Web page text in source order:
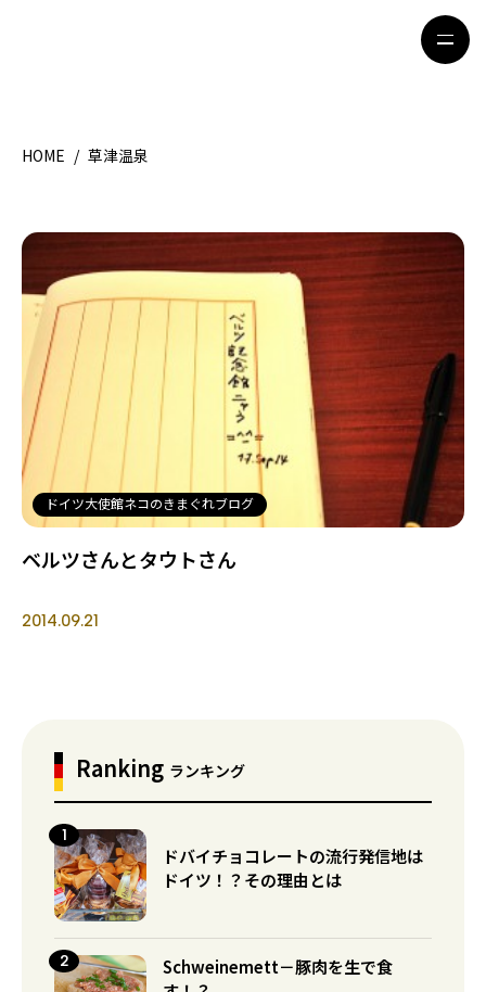
HOME
観光ガイド
留学＆キャリア
ライフスタイル
著者一覧
ライター募集
HOME / 草津温泉
ドイツ大使館ネコのきまぐれブログ
ベルツさんとタウトさん
2014.09.21
Ranking ランキング
ドバイチョコレートの流行発信地は
ドイツ！？その理由とは
Schweinemett－豚肉を生で食